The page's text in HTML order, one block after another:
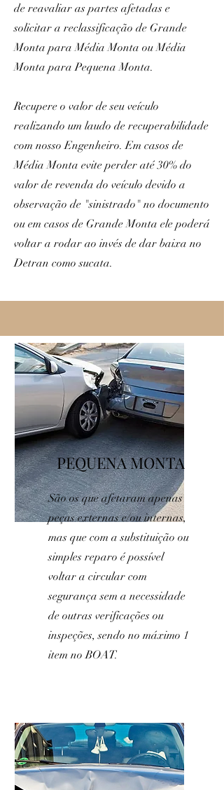
de reavaliar as partes afetadas e
solicitar a reclassificação de Grande
Monta para Média Monta ou Média
Monta para Pequena Monta.
Recupere o valor de seu veículo
realizando um laudo de recuperabilidade
com nosso Engenheiro. Em casos de
Média Monta evite perder até 30% do
valor de revenda do veículo devido a
observação de "sinistrado" no documento
ou em casos de Grande Monta ele poderá
voltar a rodar ao invés de dar baixa no
Detran como sucata.
PEQUENA MONTA
São os que afetaram apenas
peças externas e/ou internas,
mas que com a substituição ou
simples reparo é possível
voltar a circular com
segurança sem a necessidade
de outras verificações ou
inspeções, sendo no máximo 1
item no BOAT.